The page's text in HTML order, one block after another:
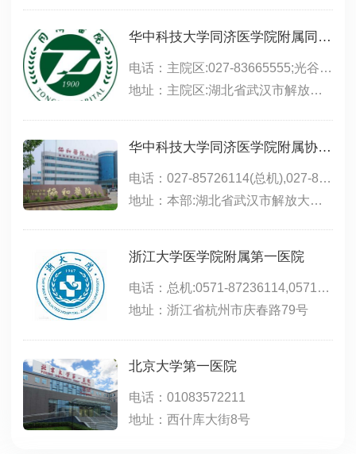
华中科技大学同济医学院附属同济医院
电话：主院区:027-83665555;光谷院区:02763639393;中法新城:027-69378083
地址：主院区:湖北省武汉市解放大道1095号;光谷院区:武汉市东湖新技术开发区高新大道501号,位于东三环线与光谷三路之间,光谷生物城斜对面;中法新城院区:武汉市蔡甸区新天大道288号
华中科技大学同济医学院附属协和医院
电话：027-85726114(总机),027-85726754(咨询)
地址：本部:湖北省武汉市解放大道1277号;西院:湖北省武汉经济技术开发区神龙大道58号;肿瘤中心:武汉市江汉区邬家墩156号
浙江大学医学院附属第一医院
电话：总机:0571-87236114,0571-87236666,急诊(0571)87236300,门诊事项:0571-87236668
地址：浙江省杭州市庆春路79号
北京大学第一医院
电话：01083572211
地址：西什库大街8号